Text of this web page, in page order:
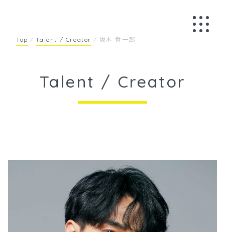
Top / Talent / Creator / 坂本 貴一郎
Talent / Creator